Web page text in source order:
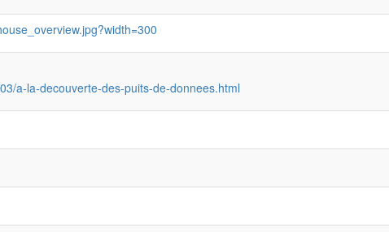
a-la-decouverte-des-puits-de-donnees.html